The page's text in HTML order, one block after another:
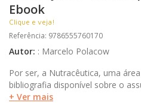
Ebook
Clique e veja!
Referência: 9786555760170
Autor: : Marcelo Polacow
Por ser, a Nutracêutica, uma
bibliografia disponível sobre o
profissionais reconhecidos A
+ Ver mais